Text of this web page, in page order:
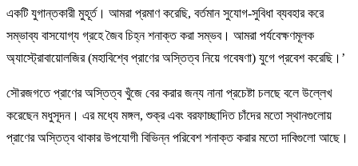
একটি যুগান্তকারী মুহূর্ত। আমরা প্রমাণ করেছি, বর্তমান সুযোগ-সুবিধা ব্যবহার করে
সম্ভাব্য বাসযোগ্য গ্রহে জৈব চিহ্ন শনাক্ত করা সম্ভব। আমরা পর্যবেক্ষণমূলক
অ্যাস্ট্রোবায়োলজির (মহাবিশ্বে প্রাণের অস্তিত্ব নিয়ে গবেষণা) যুগে প্রবেশ করেছি।’
সৌরজগতে প্রাণের অস্তিত্ব খুঁজে বের করার জন্য নানা প্রচেষ্টা চলছে বলে উল্লেখ
করেছেন মধুসূদন। এর মধ্যে মঙ্গল, শুক্র এবং বরফাচ্ছাদিত চাঁদের মতো স্থানগুলোয়
প্রাণের অস্তিত্ব থাকার উপযোগী বিভিন্ন পরিবেশ শনাক্ত করার মতো দাবিগুলো আছে।